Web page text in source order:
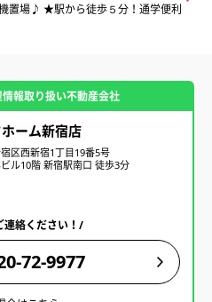
置場♪ ★駅から徒歩５分！通学便利
報取り扱い不動産会社
ーム新宿店
区西新宿1丁目19番5号
ル10階 新宿駅南口 徒歩3分
連絡ください！/
72-9977